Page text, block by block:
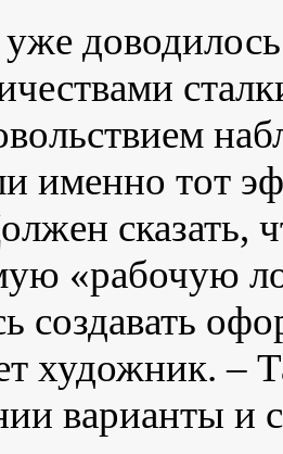
именно тот
сказать,
«рабочую
создавать
художник. –
варианты и